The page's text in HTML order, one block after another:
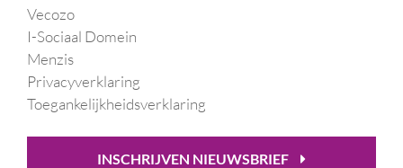
Vecozo
I-Sociaal Domein
Menzis
Privacyverklaring
Toegankelijkheidsverklaring
INSCHRIJVEN NIEUWSBRIEF